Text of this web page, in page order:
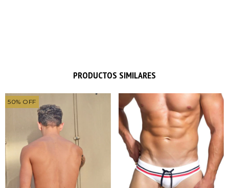
PRODUCTOS SIMILARES
50% OFF